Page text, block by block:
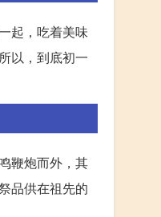
起，吃着美味
以，到底初一
鞭炮而外，其
品供在祖先的